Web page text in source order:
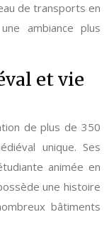
de transports en
ambiance plus
et vie
de plus de 350
unique. Ses
animée en
une histoire
bâtiments